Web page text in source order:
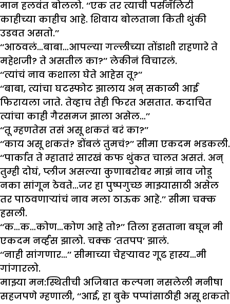
मान हलवंत बोललो. ‘‘एक तर त्याची पर्सनॅलिटी
काहीच्या काहीच आहे. शिवाय बोलताना किती थुंकी
उडवत असतो.’’
‘‘आठवलं…बाबा…आपल्या गल्लीच्या तोंडाशी राहणारे ते
महेशजी? ते असतील का?’’ लेकीनं विचारलं.
‘‘त्यांचं नाव कशाला घेते आहेस तू?’’
‘‘बाबा, त्यांचा घटस्फोट झालाय अन् सकाळी आई
फिरायला जाते. तेव्हाच तेही फिरत असतात. कदाचित
त्यांचा काही गैरसमज झाला असेल…’’
‘‘तू म्हणतेस तसं असू शकतं बरं का?’’
‘‘काय असू शकतं? डोंबलं तुमचं?’’ सीमा एकदम भडकली.
‘‘पार्कात ते म्हातारं सारखं कफ थुंकत चालत असतं. अन्
तुम्ही दोघं, प्लीज असल्या कुणाबरोबर माझं नाव जोडू
नका सांगून ठेवते…जर हा पुष्पगुच्छ माझ्यासाठी असेल
तर पाठवणाऱ्यांचं नाव मला ठाऊक आहे.’’ सीमा चक्क
हसली.
‘‘क…क…कोण…कोण आहे तो?’’ तिला हसताना बघून मी
एकदम नर्व्हस झालो. चक्क ‘ततपप’ झालं.
‘‘नाही सांगणार…’’ सीमाच्या चेहऱ्यावर गूढ हास्य…मी
गांगारलो.
माझ्या मन:स्थितीची अजिबात कल्पना नसलेली मनीषा
सहजपणे म्हणाली, ‘‘आई, हा बुके पप्पांसाठीही असू शकतो